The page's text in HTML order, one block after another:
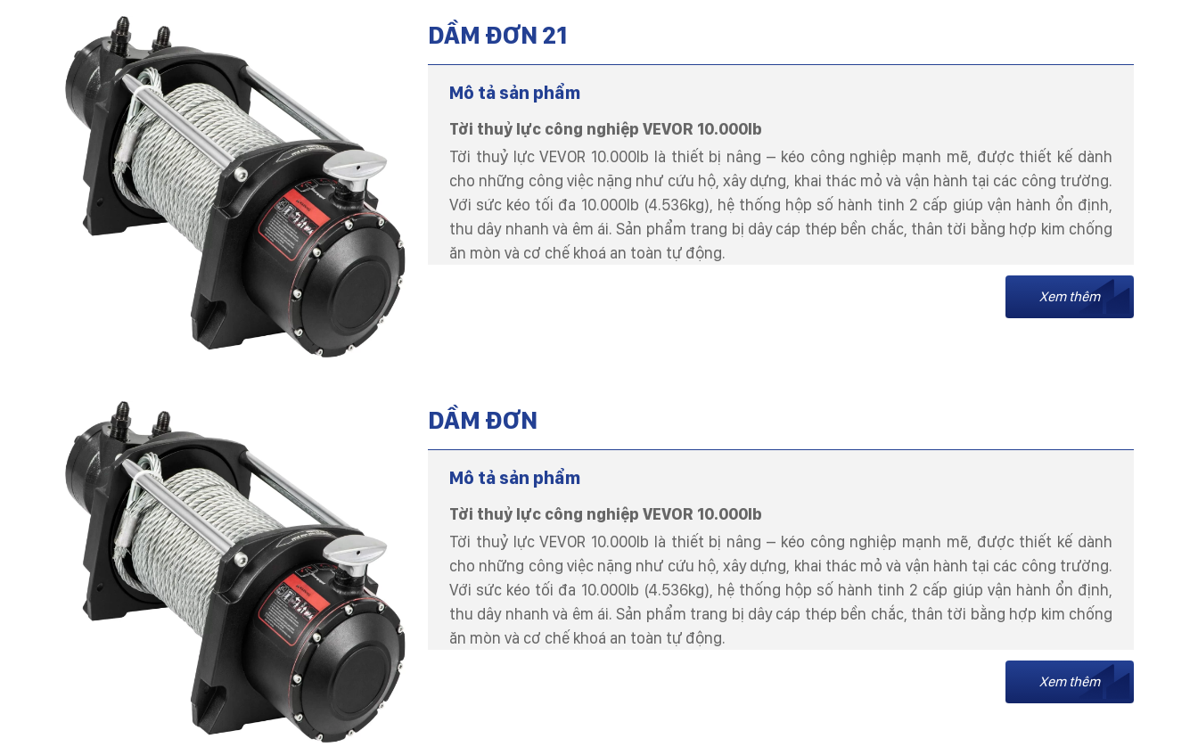
DẦM ĐƠN 21
Mô tả sản phẩm
Tời thuỷ lực công nghiệp VEVOR 10.000lb
Tời thuỷ lực VEVOR 10.000lb là thiết bị nâng – kéo công nghiệp mạnh mẽ, được thiết kế dành
cho những công việc nặng như cứu hộ, xây dựng, khai thác mỏ và vận hành tại các công trường.
Với sức kéo tối đa 10.000lb (4.536kg), hệ thống hộp số hành tinh 2 cấp giúp vận hành ổn định,
thu dây nhanh và êm ái. Sản phẩm trang bị dây cáp thép bền chắc, thân tời bằng hợp kim chống
ăn mòn và cơ chế khoá an toàn tự động.
Xem thêm
DẦM ĐƠN
Mô tả sản phẩm
Tời thuỷ lực công nghiệp VEVOR 10.000lb
Tời thuỷ lực VEVOR 10.000lb là thiết bị nâng – kéo công nghiệp mạnh mẽ, được thiết kế dành
cho những công việc nặng như cứu hộ, xây dựng, khai thác mỏ và vận hành tại các công trường.
Với sức kéo tối đa 10.000lb (4.536kg), hệ thống hộp số hành tinh 2 cấp giúp vận hành ổn định,
thu dây nhanh và êm ái. Sản phẩm trang bị dây cáp thép bền chắc, thân tời bằng hợp kim chống
ăn mòn và cơ chế khoá an toàn tự động.
Xem thêm